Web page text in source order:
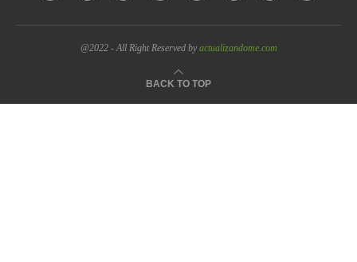
@2022 - All Right Reserved byactualizandome.com
BACK TO TOP